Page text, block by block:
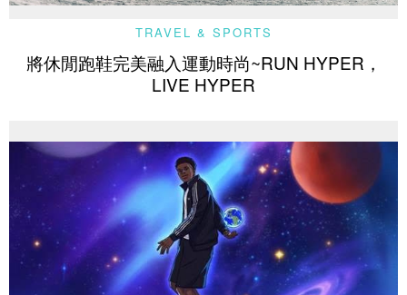
TRAVEL & SPORTS
將休閒跑鞋完美融入運動時尚~RUN HYPER，
LIVE HYPER